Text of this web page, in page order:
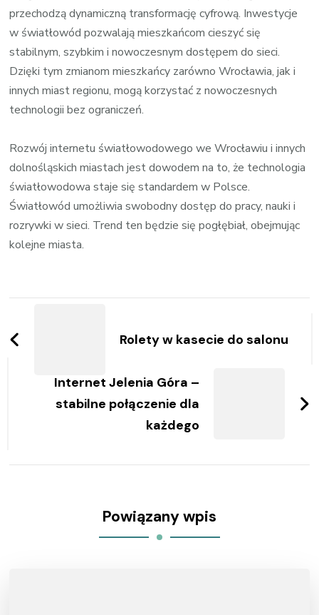
przechodzą dynamiczną transformację cyfrową. Inwestycje
w światłowód pozwalają mieszkańcom cieszyć się
stabilnym, szybkim i nowoczesnym dostępem do sieci.
Dzięki tym zmianom mieszkańcy zarówno Wrocławia, jak i
innych miast regionu, mogą korzystać z nowoczesnych
technologii bez ograniczeń.
Rozwój internetu światłowodowego we Wrocławiu i innych
dolnośląskich miastach jest dowodem na to, że technologia
światłowodowa staje się standardem w Polsce.
Światłowód umożliwia swobodny dostęp do pracy, nauki i
rozrywki w sieci. Trend ten będzie się pogłębiał, obejmując
kolejne miasta.
wpisy
Rolety w kasecie do salonu
Internet Jelenia Góra –
stabilne połączenie dla
każdego
Powiązany wpis